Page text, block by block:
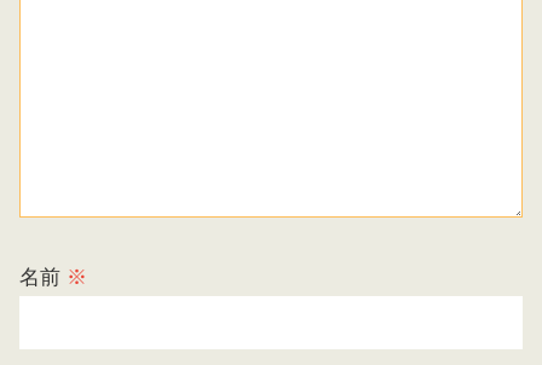
名前 ※